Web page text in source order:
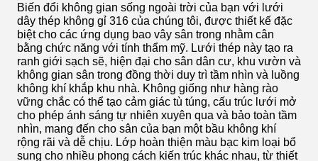
Biến đổi không gian sống ngoài trời của bạn với lưới
dây thép không gỉ 316 của chúng tôi, được thiết kế đặc
biệt cho các ứng dụng bao vây sân trong nhằm cân
bằng chức năng với tính thẩm mỹ. Lưới thép này tạo ra
ranh giới sạch sẽ, hiện đại cho sân dân cư, khu vườn và
không gian sân trong đồng thời duy trì tầm nhìn và luồng
không khí khắp khu nhà. Không giống như hàng rào
vững chắc có thể tạo cảm giác tù túng, cấu trúc lưới mở
cho phép ánh sáng tự nhiên xuyên qua và bảo toàn tầm
nhìn, mang đến cho sân của bạn một bầu không khí
rộng rãi và dễ chịu. Lớp hoàn thiện màu bạc kim loại bổ
sung cho nhiều phong cách kiến ​​trúc khác nhau, từ thiết